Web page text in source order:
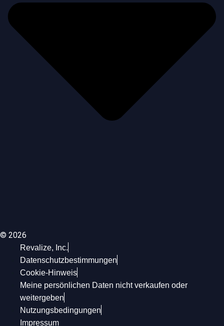
© 2026
Revalize, Inc.
Datenschutzbestimmungen
Cookie-Hinweis
Meine persönlichen Daten nicht verkaufen oder
weitergeben
Nutzungsbedingungen
Impressum